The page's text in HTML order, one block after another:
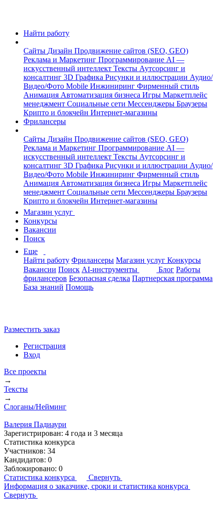
Найти работу
Сайты Дизайн Продвижение сайтов (SEO, GEO)
Реклама и Маркетинг Программирование AI —
искусственный интеллект Тексты Аутсорсинг и
консалтинг 3D Графика Рисунки и иллюстрации Аудио/
Видео/Фото Mobile Инжиниринг Фирменный стиль
Анимация Автоматизация бизнеса Игры Маркетплейс
менеджмент Социальные сети Мессенджеры Браузеры
Крипто и блокчейн Интернет-магазины
Фрилансеры
Сайты Дизайн Продвижение сайтов (SEO, GEO)
Реклама и Маркетинг Программирование AI —
искусственный интеллект Тексты Аутсорсинг и
консалтинг 3D Графика Рисунки и иллюстрации Аудио/
Видео/Фото Mobile Инжиниринг Фирменный стиль
Анимация Автоматизация бизнеса Игры Маркетплейс
менеджмент Социальные сети Мессенджеры Браузеры
Крипто и блокчейн Интернет-магазины
Магазин услуг
Конкурсы
Вакансии
Поиск
Еще
Найти работу Фрилансеры Магазин услуг Конкурсы
Вакансии Поиск AI-инструменты Блог Работы
фрилансеров Безопасная сделка Партнерская программа
База знаний Помощь
Разместить заказ
Регистрация
Вход
Все проекты
→
Тексты
→
Слоганы/Нейминг
Валерия Падиаури
Зарегистрирован: 4 года и 3 месяца
Статистика конкурса
Участников: 34
Кандидатов: 0
Заблокировано: 0
Статистика конкурса
Свернуть
Информация о заказчике, сроки и статистика конкурса
Свернуть